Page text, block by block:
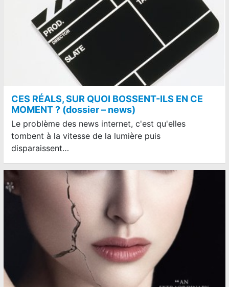
CES RÉALS, SUR QUOI BOSSENT-ILS EN CE
MOMENT ? (dossier – news)
Le problème des news internet, c'est qu'elles
tombent à la vitesse de la lumière puis
disparaissent…